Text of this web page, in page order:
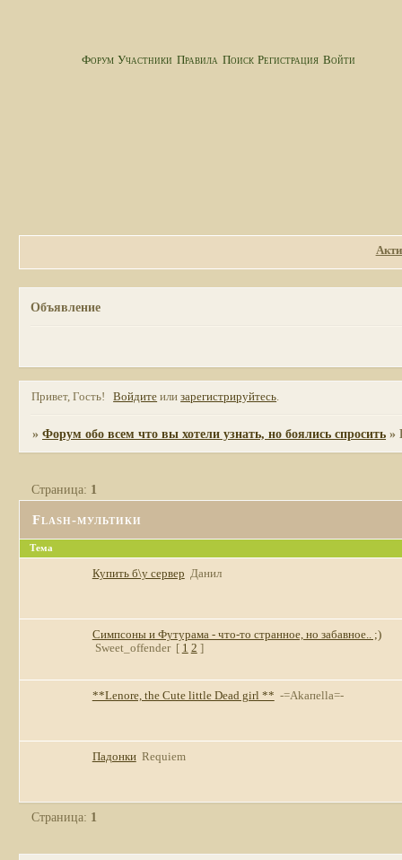
Форум Участники Правила Поиск Регистрация Войти
Объявление
Привет, Гость! Войдите илизарегистрируйтесь.
»Форум обо всем что вы хотели узнать, но боялись спросить »
Flash-мультики
Страница: 1
Тема
Купить б\у сервер Данил
Симпсоны и Футурама - что-то странное, но забавное.. ;)
Sweet_offender [ 1 2 ]
**Lenore, the Cute little Dead girl ** -=Akaпella=-
Падонки Requiem
Страница: 1